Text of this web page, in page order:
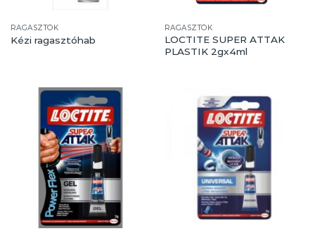
RAGASZTÓK
Kézi ragasztóhab
RAGASZTÓK
LOCTITE SUPER ATTAK
PLASTIK 2gx4ml